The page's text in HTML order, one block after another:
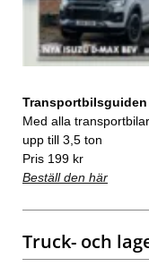
Transportbilsguiden
Med alla transportbilar
upp till 3,5 ton
Pris 199 kr
Beställ den här
Truck- och